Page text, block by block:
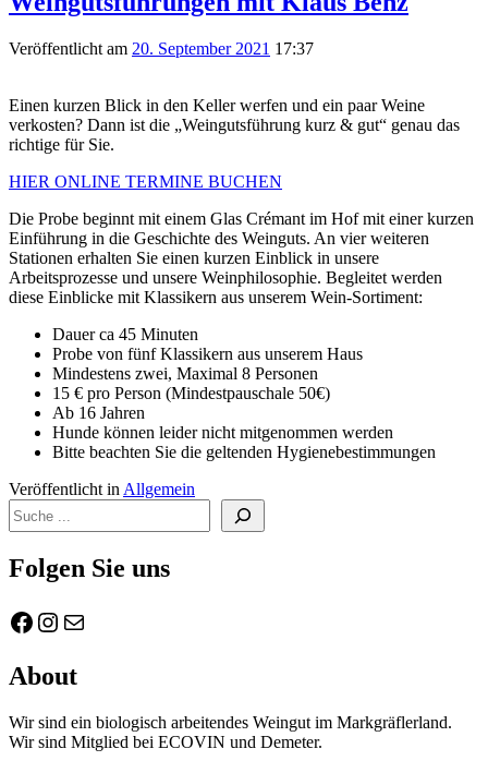
Veröffentlicht am 20. September 2021 17:37
Einen kurzen Blick in den Keller werfen und ein paar Weine
verkosten? Dann ist die „Weingutsführung kurz & gut“ genau das
richtige für Sie.
HIER ONLINE TERMINE BUCHEN
Die Probe beginnt mit einem Glas Crémant im Hof mit einer kurzen
Einführung in die Geschichte des Weinguts. An vier weiteren
Stationen erhalten Sie einen kurzen Einblick in unsere
Arbeitsprozesse und unsere Weinphilosophie. Begleitet werden
diese Einblicke mit Klassikern aus unserem Wein-Sortiment:
Dauer ca 45 Minuten
Probe von fünf Klassikern aus unserem Haus
Mindestens zwei, Maximal 8 Personen
15 € pro Person (Mindestpauschale 50€)
Ab 16 Jahren
Hunde können leider nicht mitgenommen werden
Bitte beachten Sie die geltenden Hygienebestimmungen
Veröffentlicht in Allgemein
Suchen
Folgen Sie uns
Facebook
Instagram
E-Mail
About
Wir sind ein biologisch arbeitendes Weingut im Markgräflerland.
Wir sind Mitglied bei ECOVIN und Demeter.